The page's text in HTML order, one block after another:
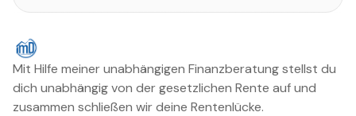
Mit Hilfe meiner unabhängigen Finanzberatung stellst du
dich unabhängig von der gesetzlichen Rente auf und
zusammen schließen wir deine Rentenlücke.